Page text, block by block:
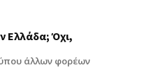
Ελλάδα; Όχι,
άλλων φορέων